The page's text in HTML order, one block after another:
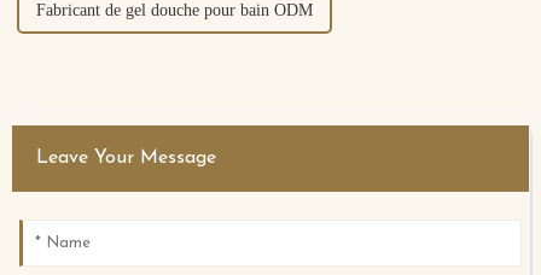
Fabricant de gel douche pour bain ODM
Leave Your Message